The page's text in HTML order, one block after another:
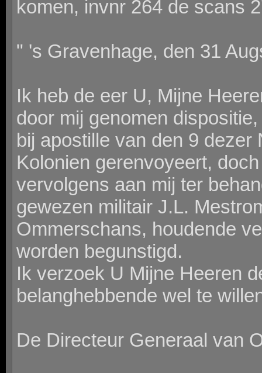
komen, invnr 264 de scans
" 's Gravenhage, den 31
Ik heb de eer U, Mijne
door mij genomen
bij apostille van den 9
Kolonien gerenvoyeert,
vervolgens aan mij ter
gewezen militair J.L.
Ommerschans, houdende
worden begunstigd.
Ik verzoek U Mijne Heeren
belanghebbende wel te
De Directeur Generaal van